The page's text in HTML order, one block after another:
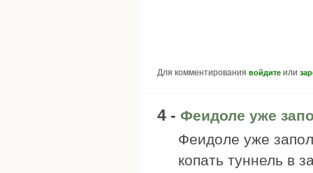
Для комментирования войдите или
4 - Феидоле уже
Феидоле уже
копать туннель в